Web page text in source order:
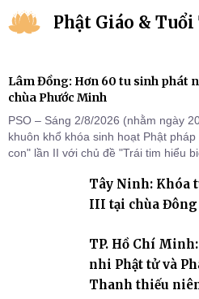
Phật Giáo & Tuổi
Lâm Đồng: Hơn 60 tu sinh phát
chùa Phước Minh
PSO – Sáng 2/8/2026 (nhằm ngày
khuôn khổ khóa sinh hoạt Phật
con" lần II với chủ đề "Trái tim hiểu
cho hơn 60 tu sinh.Tây Ninh: Khóa
III tại chùa Đông
TP. Hồ Chí
nhi Phật tử và
Thanh thiếu